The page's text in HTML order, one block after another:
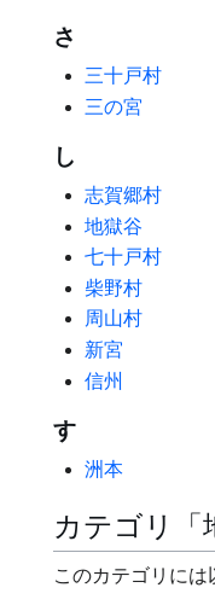
さ
三十戸村
三の宮
し
志賀郷村
地獄谷
七十戸村
柴野村
周山村
新宮
信州
す
洲本
カテゴリ「
このカテゴリには